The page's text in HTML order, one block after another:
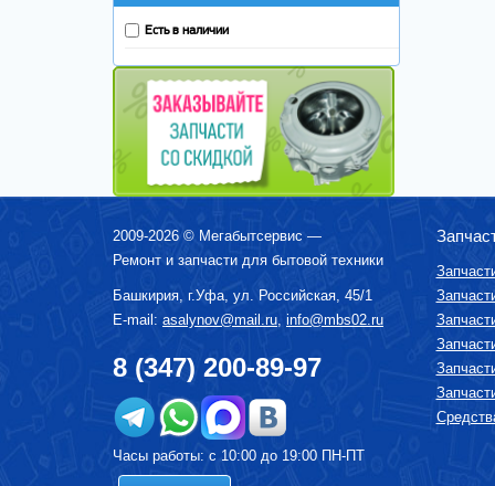
Есть в наличии
2009-2026 © Мегабытсервис —
Ремонт и запчасти для бытовой техники
Башкирия, г.Уфа, ул. Российская, 45/1
E-mail: asalynov@mail.ru, info@mbs02.ru
8 (347) 200-89-97
Часы работы: с 10:00 до 19:00 ПН-ПТ